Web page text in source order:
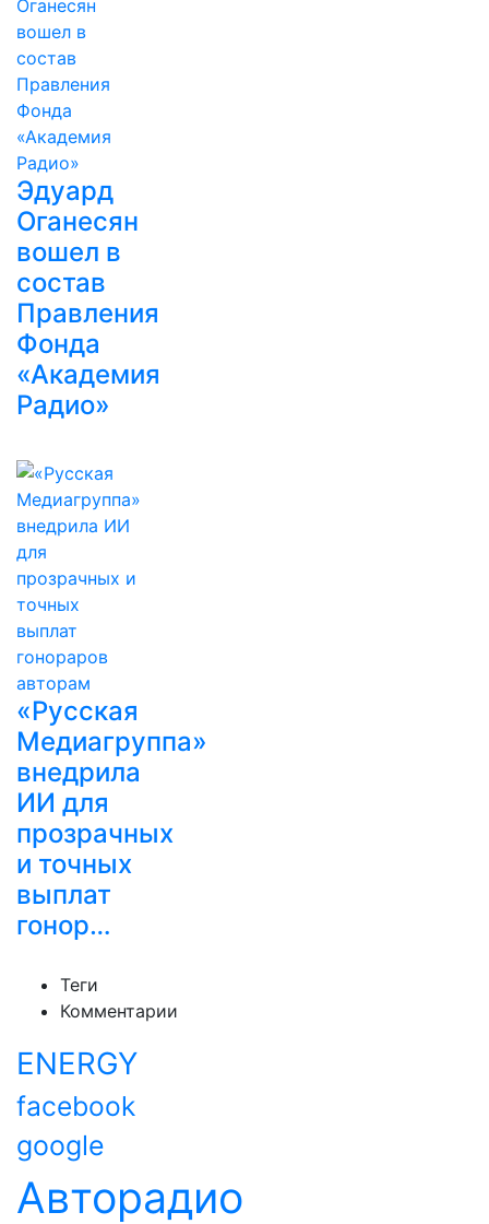
Эдуард
Оганесян
вошел в
состав
Правления
Фонда
«Академия
Радио»
«Русская
Медиагруппа»
внедрила
ИИ для
прозрачных
и точных
выплат
гонор…
Теги
Комментарии
ENERGY
facebook
google
Авторадио